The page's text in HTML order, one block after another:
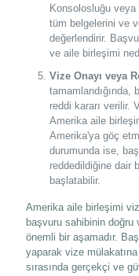
Konsolosluğu
tüm belgelerini ve
değerlendirir.
ve aile birleşimi
Vize Onayı veya
tamamlandığında,
reddi kararı verilir.
Amerika aile
Amerika'ya göç
durumunda ise,
reddedildiğine dair
başlatabilir.
Amerika aile birleşimi
başvuru sahibinin doğru
önemli bir aşamadır.
yaparak vize
sırasında gerçekçi ve